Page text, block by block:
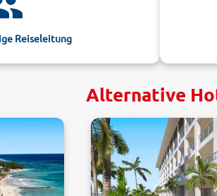
Reiseleitung
Alternative